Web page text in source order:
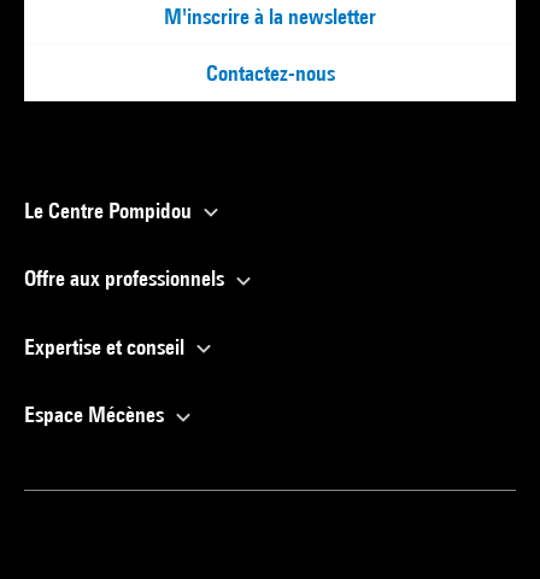
M'inscrire à la newsletter
Contactez-nous
Le Centre Pompidou
Offre aux professionnels
Expertise et conseil
Espace Mécènes